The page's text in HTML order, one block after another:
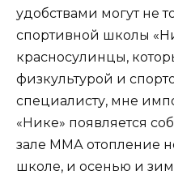
удобствами могут не
спортивной школы
красносулинцы,
физкультурой и
специалисту, мне
«Нике» появляется
зале ММА отопление
школе, и осенью и